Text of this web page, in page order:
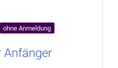
ohne Anmeldung
Anfänger